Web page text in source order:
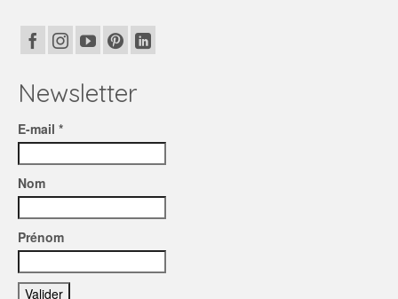
Newsletter
E-mail *
Nom
Prénom